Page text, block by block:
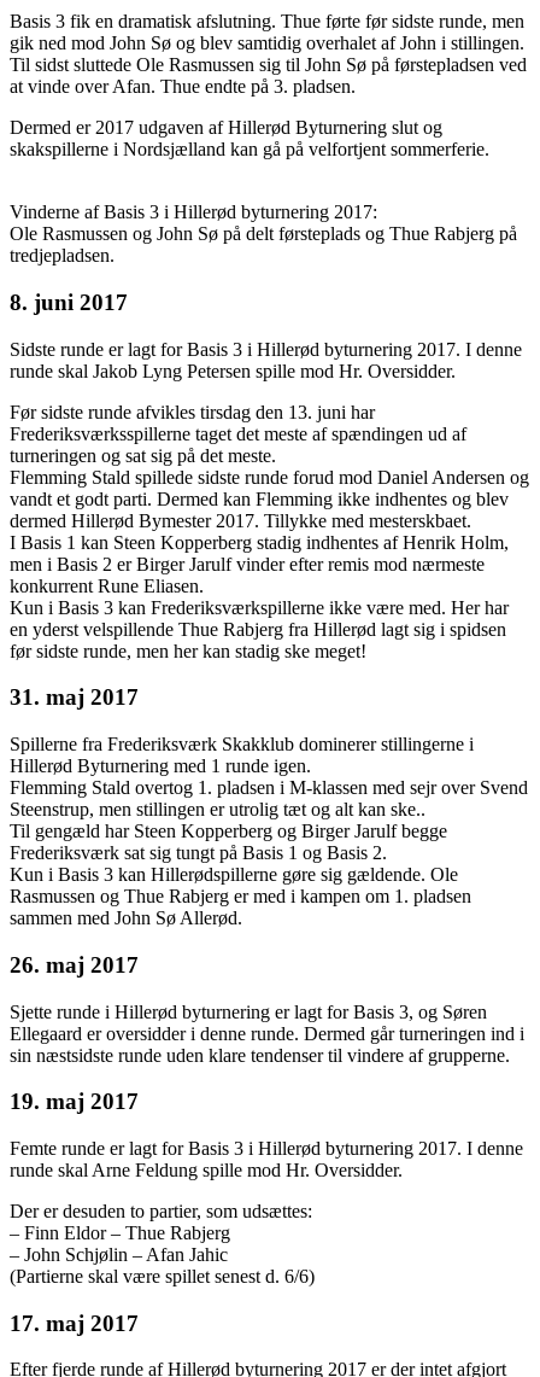
Basis 3 fik en dramatisk afslutning. Thue førte før sidste runde, men
gik ned mod John Sø og blev samtidig overhalet af John i stillingen.
Til sidst sluttede Ole Rasmussen sig til John Sø på førstepladsen ved
at vinde over Afan. Thue endte på 3. pladsen.
Dermed er 2017 udgaven af Hillerød Byturnering slut og
skakspillerne i Nordsjælland kan gå på velfortjent sommerferie.
Vinderne af Basis 3 i Hillerød byturnering 2017:
Ole Rasmussen og John Sø på delt førsteplads og Thue Rabjerg på
tredjepladsen.
8. juni 2017
Sidste runde er lagt for Basis 3 i Hillerød byturnering 2017. I denne
runde skal Jakob Lyng Petersen spille mod Hr. Oversidder.
Før sidste runde afvikles tirsdag den 13. juni har
Frederiksværksspillerne taget det meste af spændingen ud af
turneringen og sat sig på det meste.
Flemming Stald spillede sidste runde forud mod Daniel Andersen og
vandt et godt parti. Dermed kan Flemming ikke indhentes og blev
dermed Hillerød Bymester 2017. Tillykke med mesterskbaet.
I Basis 1 kan Steen Kopperberg stadig indhentes af Henrik Holm,
men i Basis 2 er Birger Jarulf vinder efter remis mod nærmeste
konkurrent Rune Eliasen.
Kun i Basis 3 kan Frederiksværkspillerne ikke være med. Her har
en yderst velspillende Thue Rabjerg fra Hillerød lagt sig i spidsen
før sidste runde, men her kan stadig ske meget!
31. maj 2017
Spillerne fra Frederiksværk Skakklub dominerer stillingerne i
Hillerød Byturnering med 1 runde igen.
Flemming Stald overtog 1. pladsen i M-klassen med sejr over Svend
Steenstrup, men stillingen er utrolig tæt og alt kan ske..
Til gengæld har Steen Kopperberg og Birger Jarulf begge
Frederiksværk sat sig tungt på Basis 1 og Basis 2.
Kun i Basis 3 kan Hillerødspillerne gøre sig gældende. Ole
Rasmussen og Thue Rabjerg er med i kampen om 1. pladsen
sammen med John Sø Allerød.
26. maj 2017
Sjette runde i Hillerød byturnering er lagt for Basis 3, og Søren
Ellegaard er oversidder i denne runde. Dermed går turneringen ind i
sin næstsidste runde uden klare tendenser til vindere af grupperne.
19. maj 2017
Femte runde er lagt for Basis 3 i Hillerød byturnering 2017. I denne
runde skal Arne Feldung spille mod Hr. Oversidder.
Der er desuden to partier, som udsættes:
– Finn Eldor – Thue Rabjerg
– John Schjølin – Afan Jahic
(Partierne skal være spillet senest d. 6/6)
17. maj 2017
Efter fjerde runde af Hillerød byturnering 2017 er der intet afgjort